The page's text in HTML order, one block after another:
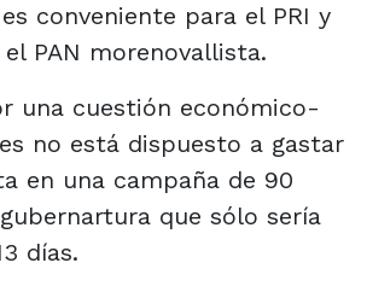
conveniente para el PRI y
PAN morenovallista.
una cuestión económico-
no está dispuesto a gastar
en una campaña de 90
que sólo sería
días.